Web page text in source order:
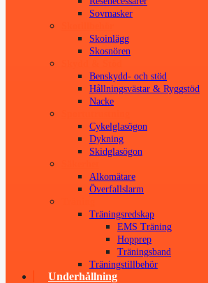
Sovmasker
Skoinlägg
Skosnören
Benskydd- och stöd
Hållningsvästar & Ryggstöd
Nacke
Cykelglasögon
Dykning
Skidglasögon
Alkomätare
Överfallslarm
Träningsredskap
EMS Träning
Hopprep
Träningsband
Träningstillbehör
Underhållning